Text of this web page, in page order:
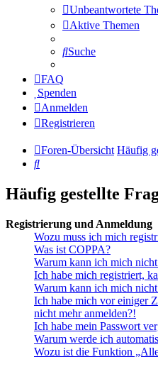
Unbeantwortete
Aktive Themen
Suche
FAQ
Spenden
Anmelden
Registrieren
Foren-Übersicht Häufig
Suche
Häufig gestellte
Registrierung und Anmeldung
Wozu muss ich mich
Was ist COPPA?
Warum kann ich mich
Ich habe mich registriert,
Warum kann ich mich
Ich habe mich vor einiger
nicht mehr anmelden?!
Ich habe mein Passwort
Warum werde ich
Wozu ist die Funktion